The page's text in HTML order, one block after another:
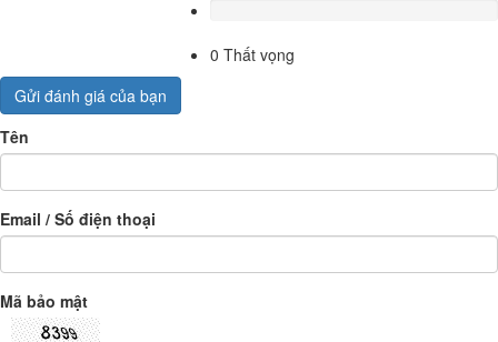
0 Thất vọng
Gửi đánh giá của bạn
Tên
Email / Số điện thoại
Mã bảo mật